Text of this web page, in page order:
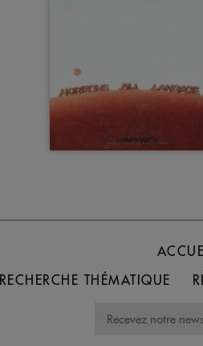
RECHERCHE THÉMATIQUE